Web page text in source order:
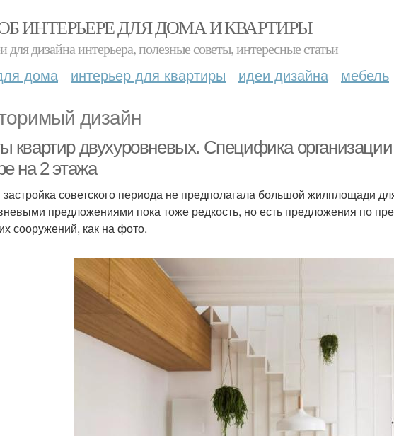
ИНТЕРЬЕРЕ ДЛЯ ДОМА И КВАРТИРЫ
для дизайна интерьера, полезные советы, интересные статьи
дома интерьер для квартиры идеи дизайна мебель
дизайн
квартир двухуровневых. Специфика организации
на 2 этажа
застройка советского периода не предполагала большой жилплощади
предложениями пока тоже редкость, но есть предложения по
сооружений, как на фото.